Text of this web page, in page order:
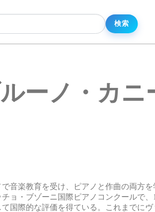
ーノ・カニ
音楽教育を受け、ピアノと作曲の両方を
ョ・ブゾーニ国際ピアノコンクールで、
国際的な評価を得ている。これまでにヴ